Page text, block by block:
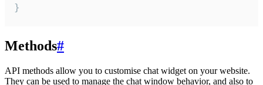
}
Methods#
API methods allow you to customise chat widget on your website.
They can be used to manage the chat window behavior, and also to